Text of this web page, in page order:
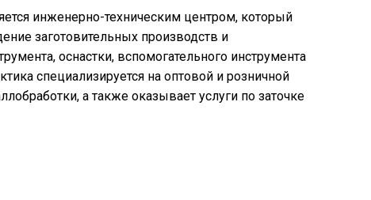
инженерно-техническим центром, который
заготовительных производств и
оснастки, вспомогательного инструмента
специализируется на оптовой и розничной
а также оказывает услуги по заточке